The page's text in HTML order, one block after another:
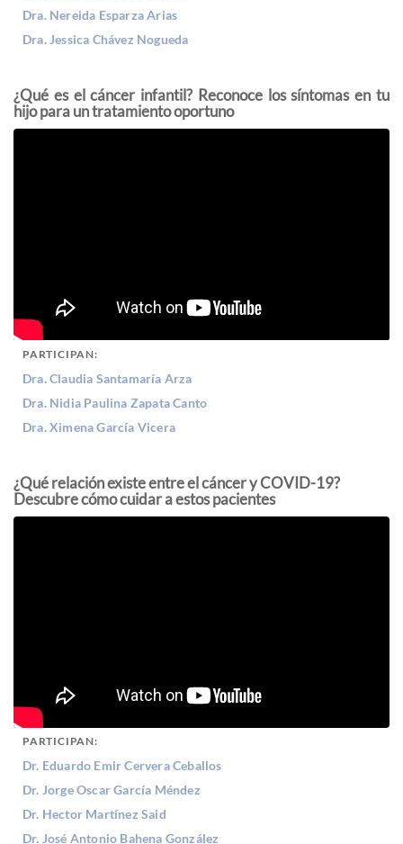
Dra. Nereida Esparza Arias
Dra. Jessica Chávez Nogueda
¿Qué es el cáncer infantil? Reconoce los síntomas en tu
hijo para un tratamiento oportuno
PARTICIPAN:
Dra. Claudia Santamaría Arza
Dra. Nidia Paulina Zapata Canto
Dra. Ximena García Vicera
¿Qué relación existe entre el cáncer y COVID-19?
Descubre cómo cuidar a estos pacientes
PARTICIPAN:
Dr. Eduardo Emir Cervera Ceballos
Dr. Jorge Oscar García Méndez
Dr. Hector Martínez Said
Dr. José Antonio Bahena González